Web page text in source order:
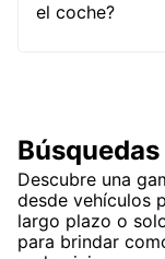
el coche?
Descubre una
desde vehículos
largo plazo o
para brindar